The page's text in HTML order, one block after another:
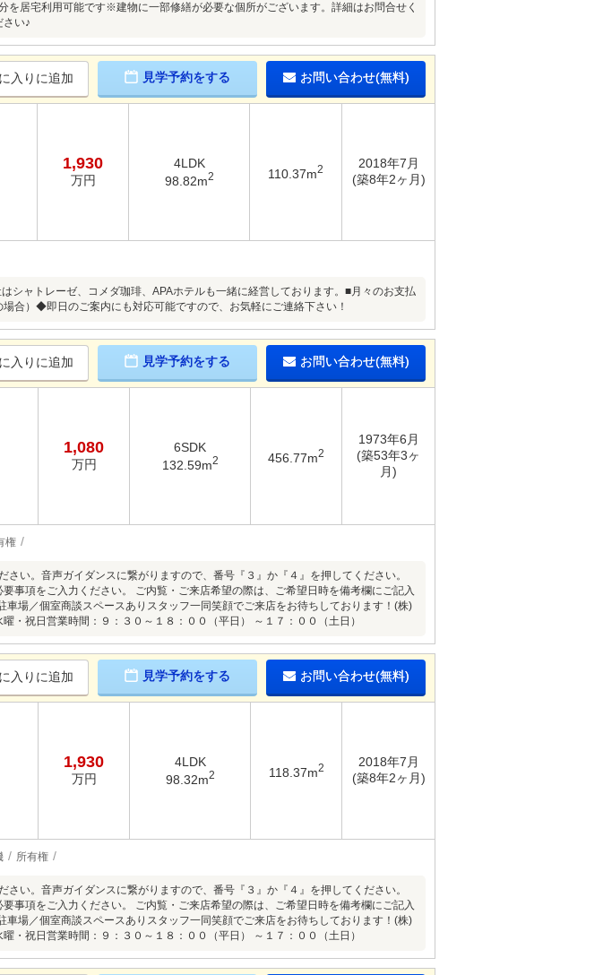
居宅利用可能です※建物に一部修繕が必要な個所がございます。詳細はお問合せく
さい♪
入りに追加 見学予約をする お問い合わせ(無料)
1,930
万円
4LDK
98.82m2 110.37m2
2018年7月
(築8年2ヶ月)
シャトレーゼ、コメダ珈琲、APAホテルも一緒に経営しております。■月々のお支払
合）◆即日のご案内にも対応可能ですので、お気軽にご連絡下さい！
入りに追加 見学予約をする お問い合わせ(無料)
1,080
万円
6SDK
132.59m2 456.77m2
1973年6月
(築53年3ヶ
月)
権
い。音声ガイダンスに繋がりますので、番号『３』か『４』を押してください。
項をご入力ください。 ご内覧・ご来店希望の際は、ご希望日時を備考欄にご記入
車場／個室商談スペースありスタッフ一同笑顔でご来店をお待ちしております！(株)
・祝日営業時間：９：３０～１８：００（平日） ～１７：００（土日）
入りに追加 見学予約をする お問い合わせ(無料)
1,930
万円
4LDK
98.32m2 118.37m2
2018年7月
(築8年2ヶ月)
所有権
い。音声ガイダンスに繋がりますので、番号『３』か『４』を押してください。
項をご入力ください。 ご内覧・ご来店希望の際は、ご希望日時を備考欄にご記入
車場／個室商談スペースありスタッフ一同笑顔でご来店をお待ちしております！(株)
・祝日営業時間：９：３０～１８：００（平日） ～１７：００（土日）